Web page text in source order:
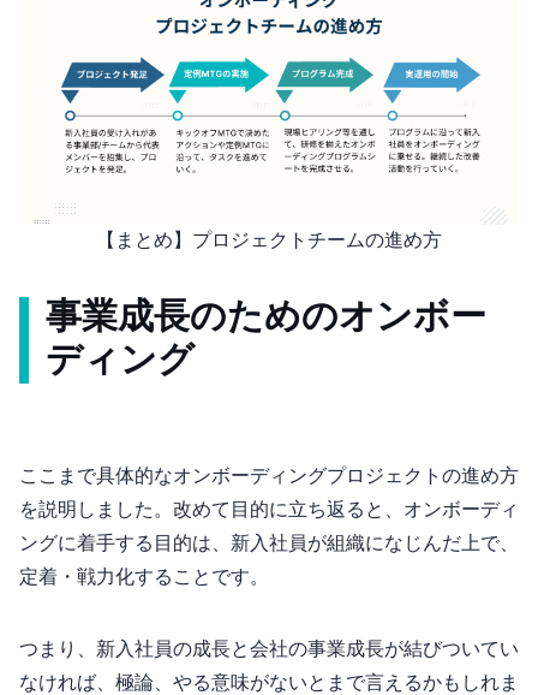
【まとめ】プロジェクトチームの進め方
事業成長のためのオンボー
ディング
ここまで具体的なオンボーディングプロジェクトの進め方
を説明しました。改めて目的に立ち返ると、オンボーディ
ングに着手する目的は、新入社員が組織になじんだ上で、
定着・戦力化することです。
つまり、新入社員の成長と会社の事業成長が結びついてい
なければ、極論、やる意味がないとまで言えるかもしれま